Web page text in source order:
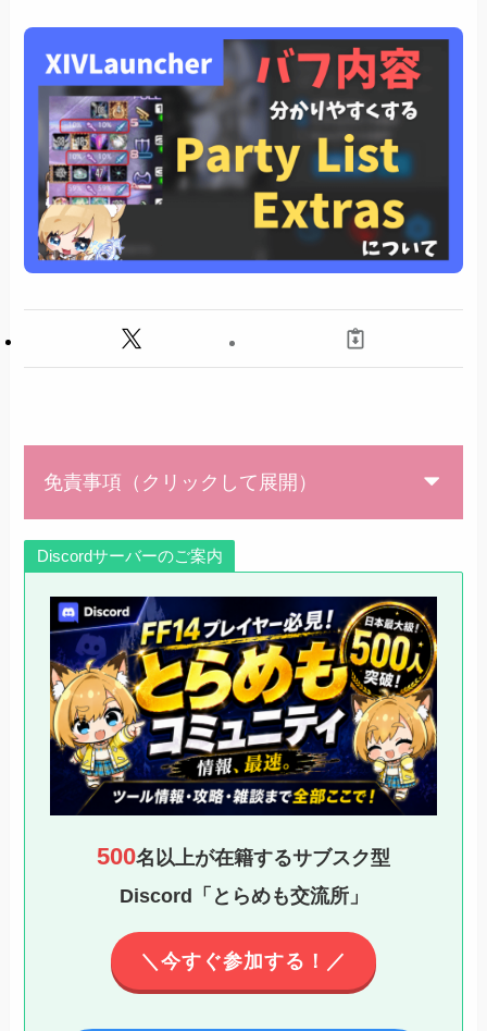
免責事項（クリックして展開）
Discordサーバーのご案内
500名以上が在籍するサブスク型
Discord「とらめも交流所」
＼今すぐ参加する！／